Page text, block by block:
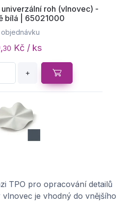
univerzální roh (vlnovec) -
bílá | 65021000
objednávku
30 Kč / ks
+
30Kč / ks
TPO pro opracování detailů
je vhodný do vnějšího